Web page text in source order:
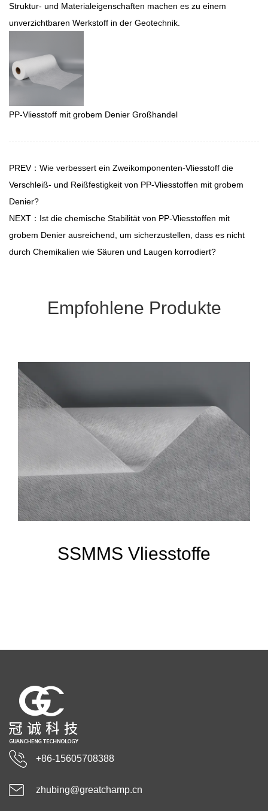
Struktur- und Materialeigenschaften machen es zu einem
unverzichtbaren Werkstoff in der Geotechnik.
PP-Vliesstoff mit grobem Denier Großhandel
PREV：Wie verbessert ein Zweikomponenten-Vliesstoff die
Verschleiß- und Reißfestigkeit von PP-Vliesstoffen mit grobem
Denier?
NEXT：Ist die chemische Stabilität von PP-Vliesstoffen mit
grobem Denier ausreichend, um sicherzustellen, dass es nicht
durch Chemikalien wie Säuren und Laugen korrodiert?
Empfohlene Produkte
SSMMS Vliesstoffe
+86-15605708388
zhubing@greatchamp.cn